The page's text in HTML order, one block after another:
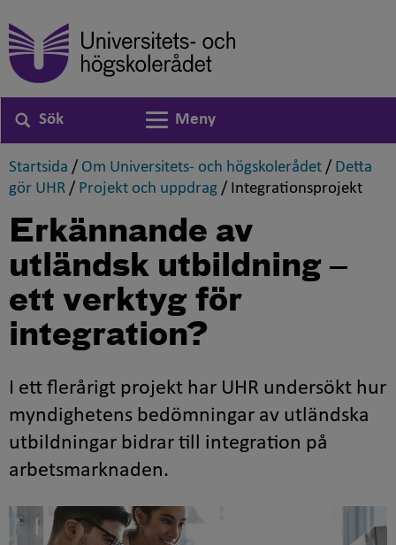
Sök
Växla navigering
Meny
Startsida ,
/ Om Universitets- och högskolerådet ,
/ Detta
gör UHR ,
/ Projekt och uppdrag ,
/ Integrationsprojekt,
Erkännande av
utländsk utbildning ‒
ett verktyg för
integration?
I ett flerårigt projekt har UHR undersökt hur
myndighetens bedömningar av utländska
utbildningar bidrar till integration på
arbetsmarknaden.